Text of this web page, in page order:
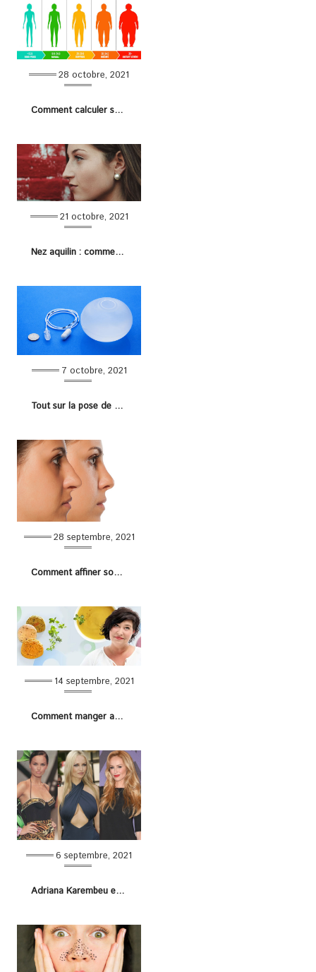
28 octobre, 2021
Comment calculer son IMC ?
21 octobre, 2021
Nez aquilin : comment le camoufler naturellement ?
7 octobre, 2021
Tout sur la pose de ballon Allurion pour perdre du poids !
28 septembre, 2021
Comment affiner son nez ?
14 septembre, 2021
Comment manger après une sleeve gastrique ?
6 septembre, 2021
Adriana Karembeu et son avis surprenant sur la chirurgie esthétique !